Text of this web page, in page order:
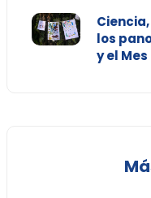
los
y el